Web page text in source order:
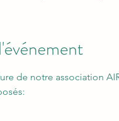
de notre association